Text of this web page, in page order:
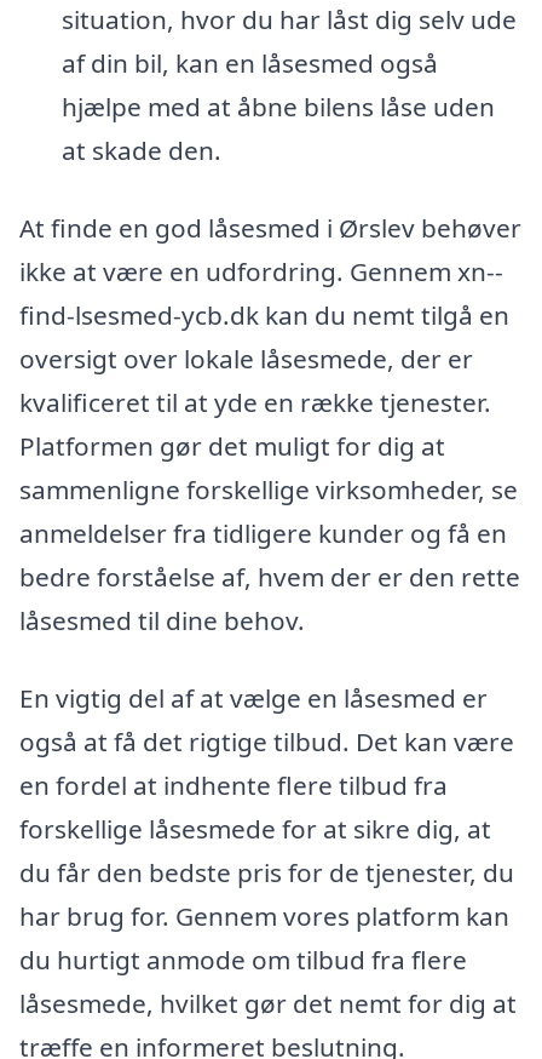
situation, hvor du har låst dig selv ude
af din bil, kan en låsesmed også
hjælpe med at åbne bilens låse uden
at skade den.
At finde en god låsesmed i Ørslev behøver
ikke at være en udfordring. Gennem xn--
find-lsesmed-ycb.dk kan du nemt tilgå en
oversigt over lokale låsesmede, der er
kvalificeret til at yde en række tjenester.
Platformen gør det muligt for dig at
sammenligne forskellige virksomheder, se
anmeldelser fra tidligere kunder og få en
bedre forståelse af, hvem der er den rette
låsesmed til dine behov.
En vigtig del af at vælge en låsesmed er
også at få det rigtige tilbud. Det kan være
en fordel at indhente flere tilbud fra
forskellige låsesmede for at sikre dig, at
du får den bedste pris for de tjenester, du
har brug for. Gennem vores platform kan
du hurtigt anmode om tilbud fra flere
låsesmede, hvilket gør det nemt for dig at
træffe en informeret beslutning.